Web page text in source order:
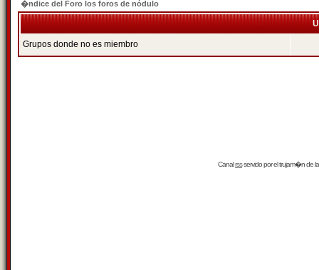
�ndice del Foro los foros de nódulo
Grupos donde no es miembro
Canalrssservido por eltrujam�nde